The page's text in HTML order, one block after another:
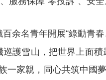
余名青年開展“綠動青
護雪山，把世界上面
家親，同心共筑中國